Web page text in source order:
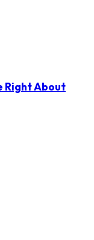
Right About